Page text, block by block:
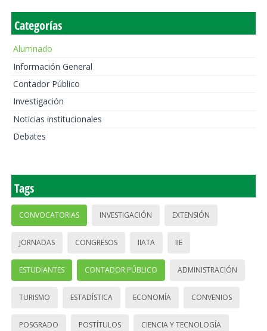
Categorías
Alumnado
Información General
Contador Público
Investigación
Noticias institucionales
Debates
Tags
CONVOCATORIAS INVESTIGACIÓN EXTENSIÓN
JORNADAS CONGRESOS IIATA IIE
ESTUDIANTES CONTADOR PÚBLICO ADMINISTRACIÓN
TURISMO ESTADÍSTICA ECONOMÍA CONVENIOS
POSGRADO POSTÍTULOS CIENCIA Y TECNOLOGÍA